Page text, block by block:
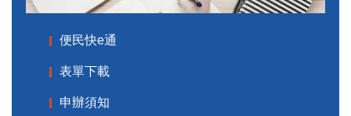
便民快e通
表單下載
申辦須知